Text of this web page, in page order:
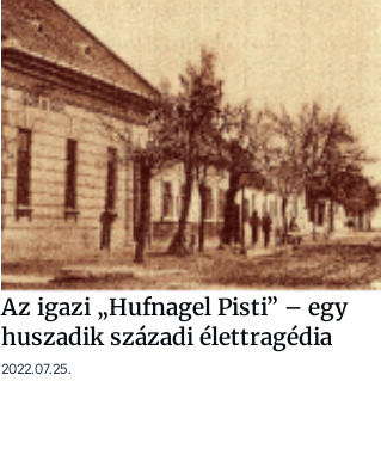
Az igazi „Hufnagel Pisti” – egy
huszadik századi élettragédia
2022.07.25.